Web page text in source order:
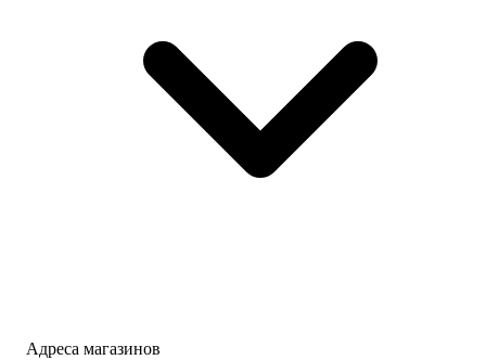
Адреса магазинов